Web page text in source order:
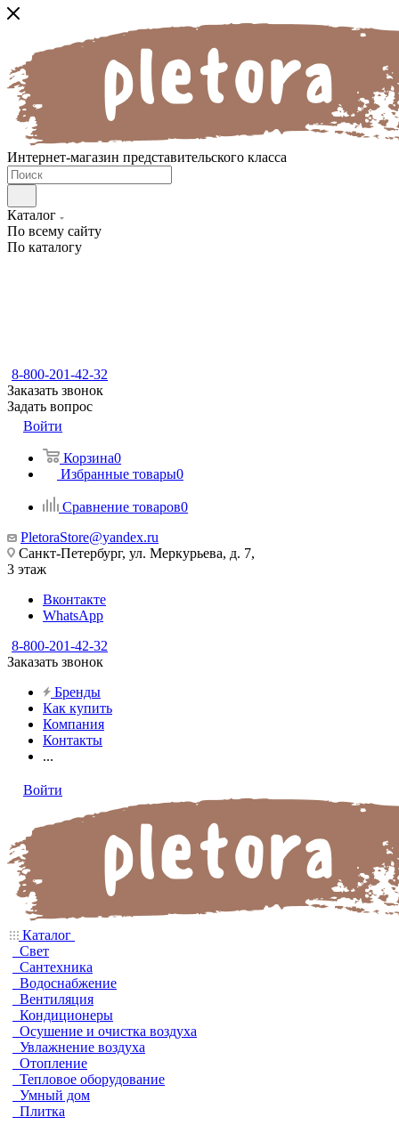
Интернет-магазин представительского класса
Каталог
По всему сайту
По каталогу
8-800-201-42-32
Заказать звонок
Задать вопрос
Войти
Корзина0
Избранные товары0
Сравнение товаров0
PletoraStore@yandex.ru
Санкт-Петербург, ул. Меркурьева, д. 7,
3 этаж
Вконтакте
WhatsApp
8-800-201-42-32
Заказать звонок
Бренды
Как купить
Компания
Контакты
...
Войти
Каталог
Свет
Сантехника
Водоснабжение
Вентиляция
Кондиционеры
Осушение и очистка воздуха
Увлажнение воздуха
Отопление
Тепловое оборудование
Умный дом
Плитка